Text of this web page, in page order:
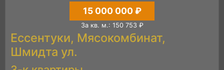
15 000 000 ₽
За кв. м.: 150 753 ₽
Ессентуки, Мясокомбинат,
Шмидта ул.